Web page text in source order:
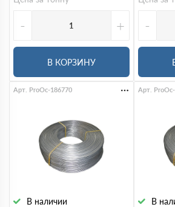
- +
В КОРЗИНУ
-
В наличии
Арт. ProOc-186770
В
Арт.